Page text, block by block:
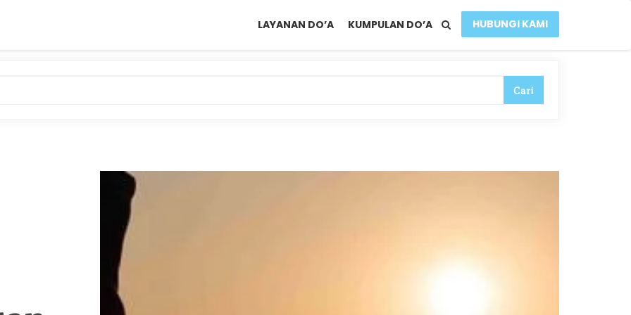
LAYANAN DO’A KUMPULAN DO’A HUBUNGI KAMI